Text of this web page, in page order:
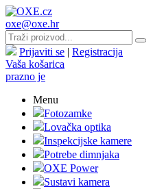
oxe@oxe.hr
Prijaviti se | Registracija
Vaša košarica
prazno je
Menu
Fotozamke
Lovačka optika
Inspekcijske kamere
Potrebe dimnjaka
OXE Power
Sustavi kamera